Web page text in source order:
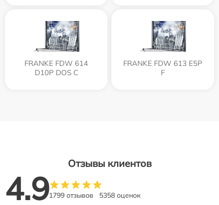
FRANKE FDW 614
D10P DOS C
FRANKE FDW 613 E5P
F
Отзывы клиентов
4.91799 отзывов 5358 оценок